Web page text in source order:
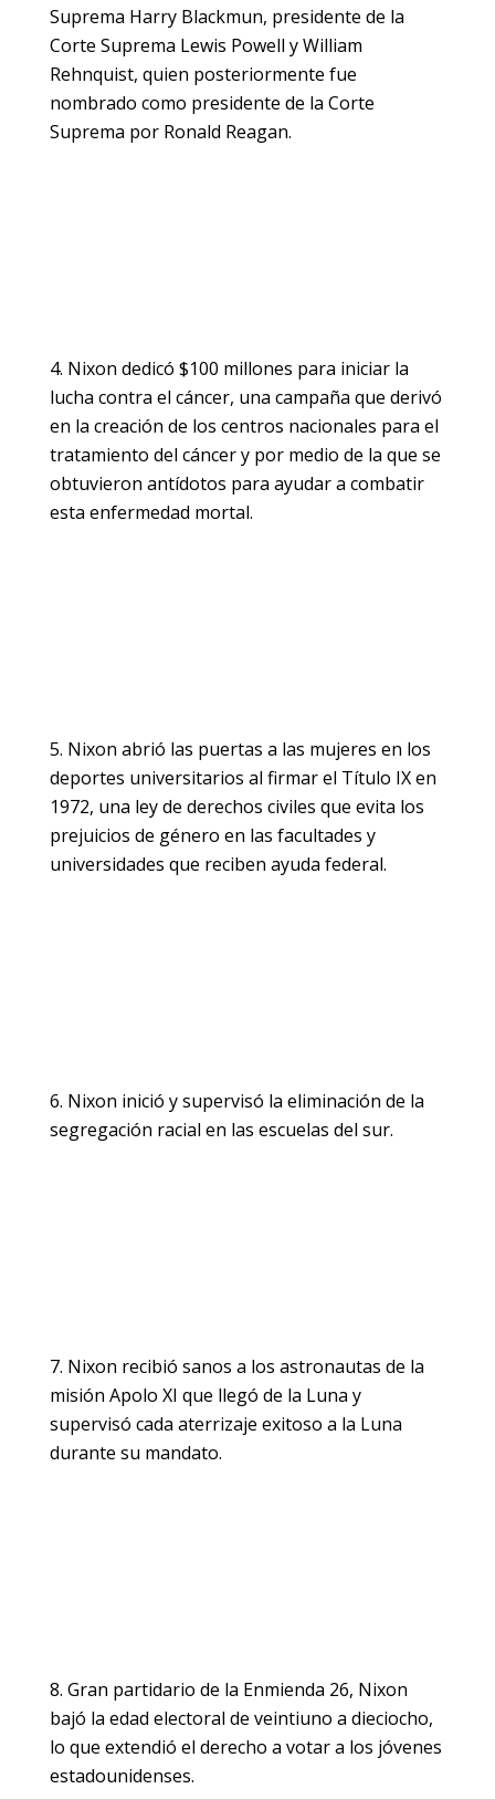
Suprema Harry Blackmun, presidente de la
Corte Suprema Lewis Powell y William
Rehnquist, quien posteriormente fue
nombrado como presidente de la Corte
Suprema por Ronald Reagan.
Nixon dedicó $100 millones para iniciar la
lucha contra el cáncer, una campaña que derivó
en la creación de los centros nacionales para el
tratamiento del cáncer y por medio de la que se
obtuvieron antídotos para ayudar a combatir
esta enfermedad mortal.
Nixon abrió las puertas a las mujeres en los
deportes universitarios al firmar el Título IX en
1972, una ley de derechos civiles que evita los
prejuicios de género en las facultades y
universidades que reciben ayuda federal.
Nixon inició y supervisó la eliminación de la
segregación racial en las escuelas del sur.
Nixon recibió sanos a los astronautas de la
misión Apolo XI que llegó de la Luna y
supervisó cada aterrizaje exitoso a la Luna
durante su mandato.
Gran partidario de la Enmienda 26, Nixon
bajó la edad electoral de veintiuno a dieciocho,
lo que extendió el derecho a votar a los jóvenes
estadounidenses.